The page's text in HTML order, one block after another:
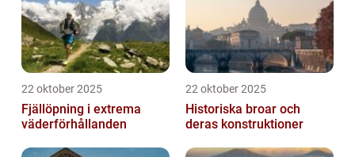
22 oktober 2025
Fjällöpning i extrema
väderförhållanden
22 oktober 2025
Historiska broar och
deras konstruktioner